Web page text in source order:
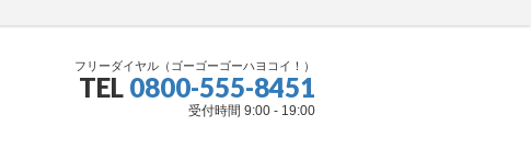
フリーダイヤル（ゴーゴーゴーハヨコイ！）
TEL 0800-555-8451
受付時間 9:00 - 19:00